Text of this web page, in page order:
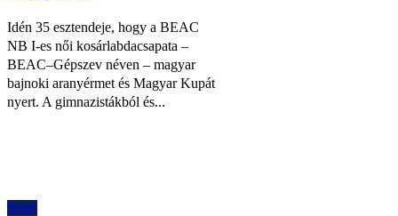
Idén 35 esztendeje, hogy a BEAC
NB I-es női kosárlabdacsapata –
BEAC–Gépszev néven – magyar
bajnoki aranyérmet és Magyar Kupát
nyert. A gimnazistákból és...
Sport